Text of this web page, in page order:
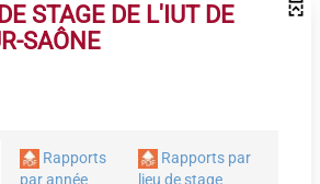
STAGE DE L'IUT DE
SAÔNE
Rapports
par année
Rapports par
lieu de stage